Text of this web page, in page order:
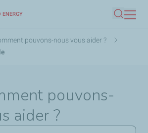
contenu
ENERGY
pouvons-nous vous aider ?
pouvons-
aider ?